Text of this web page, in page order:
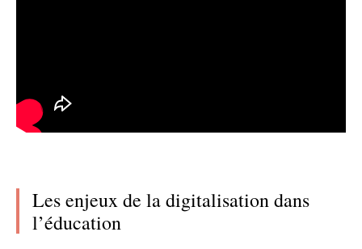
Les enjeux de la digitalisation dans
l’éducation